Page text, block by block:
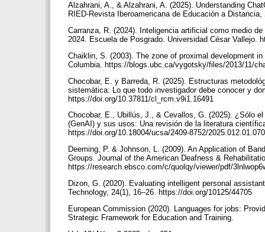
Alzahrani, A., & Alzahrani, A. (2025). Understanding
RIED-Revista Iberoamericana de Educación a
Carranza, R. (2024). Inteligencia artificial como medio
2024. Escuela de Posgrado. Universidad César Vallejo.
Chaiklin, S. (2003). The zone of proximal development
Columbia. https://blogs.ubc.ca/vygotsky/files/2013/11/
Chocobar, E. y Barreda, R. (2025). Estructuras
sistemática: Lo que todo investigador debe conocer y
https://doi.org/10.37811/cl_rcm.v9i1.16491
Chocobar, E., Ubillús, J., & Cevallos, G. (2025). ¿Sólo
(GenAI) y sus usos: Una revisión de la literatura
https://doi.org/10.18004/ucsa/2409-8752/
Deeming, P. & Johnson, L. (2009). An Application of
Groups. Journal of the American Deafness &
https://research.ebsco.com/c/quolqy/viewer/pdf/
Dizon, G. (2020). Evaluating intelligent personal
Technology, 24(1), 16–26. https://doi.org/10125/44705
European Commission (2020). Languages for jobs:
Strategic Framework for Education and Training.